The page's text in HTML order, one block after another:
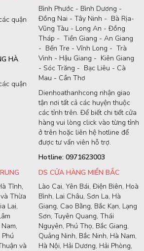
quận
HÀ
quận
Bình Phước - Bình Dương -
Đồng Nai - Tây Ninh - Bà Rịa-
Vũng Tàu - Long An - Đồng
Tháp - Tiền Giang - An Giang
- Bến Tre - Vĩnh Long - Trà
Vinh - Hậu Giang - Kiên Giang
- Sóc Trăng - Bạc Liêu - Cà
Mau - Cần Thơ
Dienhoathanhcong nhận giao
tận nơi tất cả các huyện thuộc
các tỉnh trên. Để biết chi tiết cửa
hàng vui lòng click vào từng tỉnh
ở trên hoặc liên hệ hotline để
được tư vấn viên hỗ trợ.
Hotline: 0971623003
Tĩnh,
Thừa
Lai,
và
DS CỬA HÀNG MIỀN BẮC
Lào Cai, Yên Bái, Điện Biên, Hoà
Bình, Lai Châu, Sơn La, Hà
Giang, Cao Bằng, Bắc Kạn, Lạng
Sơn, Tuyên Quang, Thái
Nguyên, Phú Thọ, Bắc Giang,
Quảng Ninh, Bắc Ninh, Hà Nam,
Hà Nội, Hải Dương, Hải Phòng,